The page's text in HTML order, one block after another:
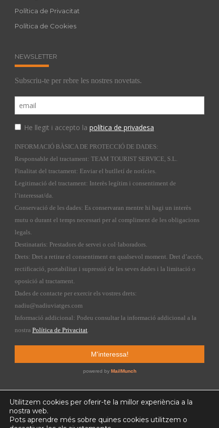
Política de Privacitat
Política de Cookies
NEWSLETTER
Copyright © 2015 nadiuviatges.com | Web design by Kiribatis
Utilitzem cookies per oferir-te la millor experiència a la
nostra web.
Pots aprendre més sobre quines cookies utilitzem o